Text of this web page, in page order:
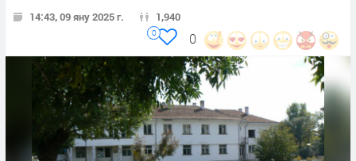
14:43, 09 яну 2025 г. 1,940
0
0